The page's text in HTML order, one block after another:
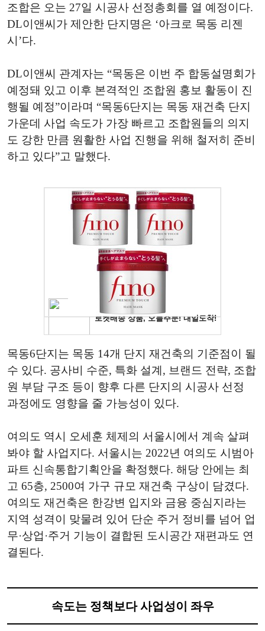
조합은 오는 27일 시공사 선정총회를 열 예정이다.
DL이앤씨가 제안한 단지명은 ‘아크로 목동 리젠
시’다.
DL이앤씨 관계자는 “목동은 이번 주 합동설명회가
예정돼 있고 이후 본격적인 조합원 홍보 활동이 진
행될 예정”이라며 “목동6단지는 목동 재건축 단지
가운데 사업 속도가 가장 빠르고 조합원들의 의지
도 강한 만큼 원활한 사업 진행을 위해 철저히 준비
하고 있다”고 말했다.
목동6단지는 목동 14개 단지 재건축의 기준점이 될
수 있다. 공사비 수준, 특화 설계, 브랜드 전략, 조합
원 부담 구조 등이 향후 다른 단지의 시공사 선정
과정에도 영향을 줄 가능성이 있다.
여의도 역시 오세훈 체제의 서울시에서 계속 살펴
봐야 할 사업지다. 서울시는 2022년 여의도 시범아
파트 신속통합기획안을 확정했다. 해당 안에는 최
고 65층, 2500여 가구 규모 재건축 구상이 담겼다.
여의도 재건축은 한강변 입지와 금융 중심지라는
지역 성격이 맞물려 있어 단순 주거 정비를 넘어 업
무·상업·주거 기능이 결합된 도시공간 재편과도 연
결된다.
속도는 정책보다 사업성이 좌우